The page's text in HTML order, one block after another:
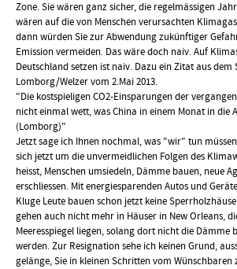
Zone. Sie wären ganz sicher, die regelmässigen
wären auf die von Menschen verursachten
dann würden Sie zur Abwendung zukünftiger
Emission vermeiden. Das wäre doch naiv. Auf
Deutschland setzen ist naiv. Dazu ein Zitat aus dem
Lomborg/Welzer vom 2.Mai 2013.
"Die kostspieligen CO2-Einsparungen der
nicht einmal wett, was China in einem Monat in die
(Lomborg)"
Jetzt sage ich Ihnen nochmal, was "wir" tun
sich jetzt um die unvermeidlichen Folgen des
heisst, Menschen umsiedeln, Dämme bauen, neue
erschliessen. Mit energiesparenden Autos und
Kluge Leute bauen schon jetzt keine
gehen auch nicht mehr in Häuser in New Orleans,
Meeresspiegel liegen, solang dort nicht die Dämme
werden. Zur Resignation sehe ich keinen Grund,
gelänge, Sie in kleinen Schritten vom Wünschbaren